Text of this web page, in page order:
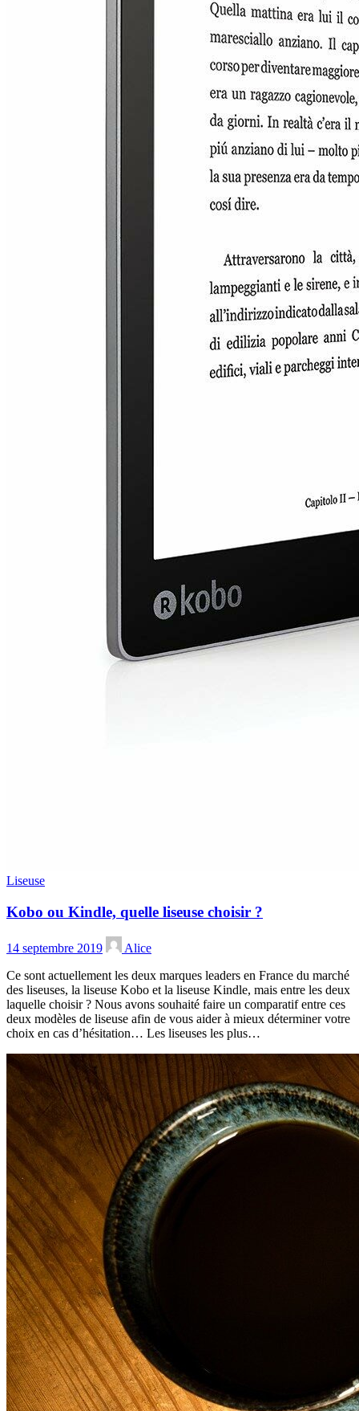
Liseuse
Kobo ou Kindle, quelle liseuse choisir ?
14 septembre 2019
Alice
Ce sont actuellement les deux marques leaders en France du marché
des liseuses, la liseuse Kobo et la liseuse Kindle, mais entre les deux
laquelle choisir ? Nous avons souhaité faire un comparatif entre ces
deux modèles de liseuse afin de vous aider à mieux déterminer votre
choix en cas d’hésitation… Les liseuses les plus…